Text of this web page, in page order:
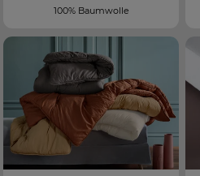
100% Baumwolle